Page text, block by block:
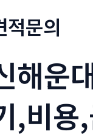
적문의
해운
,비용